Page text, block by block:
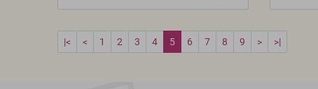
|< < 1 2 3 4 5 6 7 8 9 > >|